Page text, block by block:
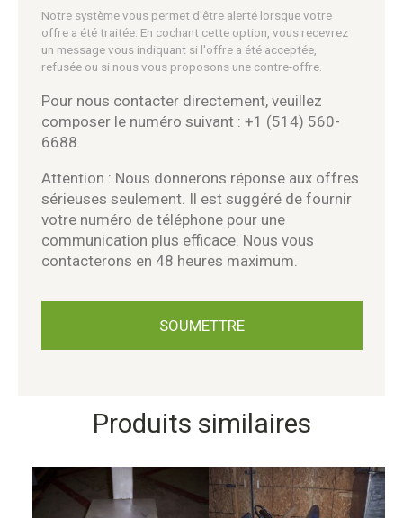
Notre système vous permet d'être alerté lorsque votre
offre a été traitée. En cochant cette option, vous recevrez
un message vous indiquant si l'offre a été acceptée,
refusée ou si nous vous proposons une contre-offre.
Pour nous contacter directement, veuillez
composer le numéro suivant : +1 (514) 560-
6688
Attention : Nous donnerons réponse aux offres
sérieuses seulement. Il est suggéré de fournir
votre numéro de téléphone pour une
communication plus efficace. Nous vous
contacterons en 48 heures maximum.
Produits similaires